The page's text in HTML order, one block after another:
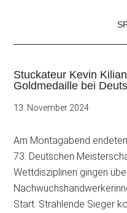
Stuckateur Kevin
Goldmedaille bei
13. November 2024
Am Montagabend
73. Deutschen
Wettdisziplinen gingen
Start. Strahlende Sieger